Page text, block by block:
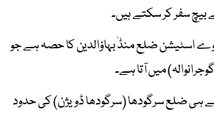
بیچ سفر کر سکتے ہیں۔
اسٹیشن ضلع منڈٰ بہاؤالدین کا حصہ ہے جو
میں آتا ہے۔
ضلع سرگودھا (سرگودھا ڈویژن) کی حدود